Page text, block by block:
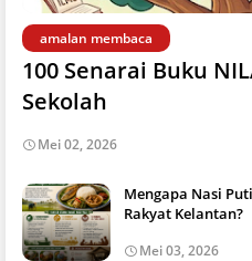
amalan membaca
100 Senarai Buku
Sekolah
Mei 02, 2026
Mengapa Nasi
Rakyat Kelantan?
Mei 03, 2026